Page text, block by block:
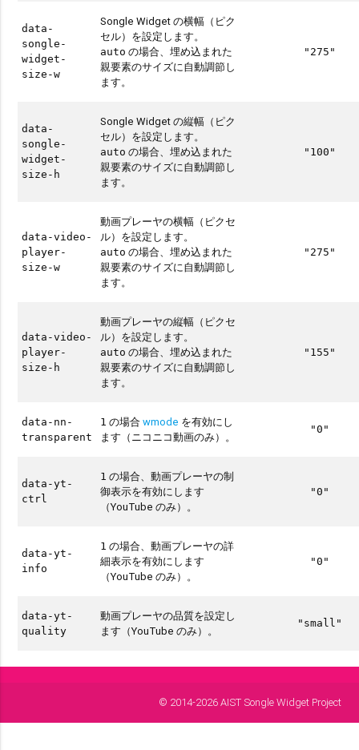
data-
songle-
widget-
size-w
Songle Widget の横幅（ピク
セル）を設定します。
auto の場合、埋め込まれた
親要素のサイズに自動調節し
ます。
"275"
data-
songle-
widget-
size-h
Songle Widget の縦幅（ピク
セル）を設定します。
auto の場合、埋め込まれた
親要素のサイズに自動調節し
ます。
"100"
data-video-
player-
size-w
動画プレーヤの横幅（ピクセ
ル）を設定します。
auto の場合、埋め込まれた
親要素のサイズに自動調節し
ます。
"275"
data-video-
player-
size-h
動画プレーヤの縦幅（ピクセ
ル）を設定します。
auto の場合、埋め込まれた
親要素のサイズに自動調節し
ます。
"155"
data-nn-
transparent
1 の場合wmode を有効にし
ます（ニコニコ動画のみ）。
"0"
data-yt-
ctrl
1 の場合、動画プレーヤの制
御表示を有効にします
（YouTube のみ）。
"0"
data-yt-
info
1 の場合、動画プレーヤの詳
細表示を有効にします
（YouTube のみ）。
"0"
data-yt-
quality
動画プレーヤの品質を設定し
ます（YouTube のみ）。
"small"
© 2014-2026 AIST Songle Widget Project